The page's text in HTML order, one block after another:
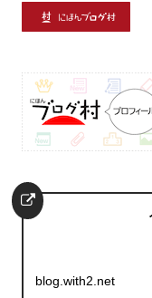
blog.with2.net